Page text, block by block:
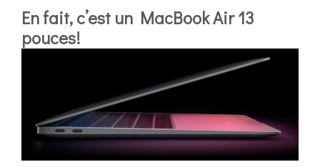
En fait, c’est un MacBook Air 13
pouces!